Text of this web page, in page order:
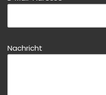
Nachricht